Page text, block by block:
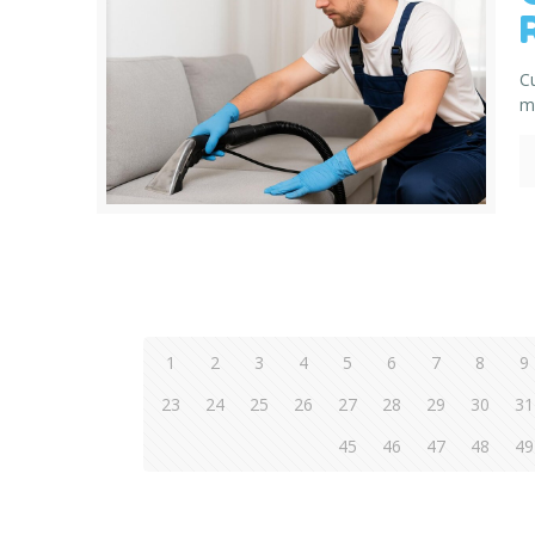
1 2 3 4 5 6 7 8
9
23
24 25 26 27 28 29 30
31
45
46 47 48 49